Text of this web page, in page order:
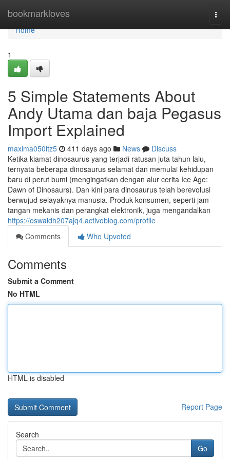
bookmarkloves
Home
Home
1
5 Simple Statements About
Andy Utama dan baja Pegasus
Import Explained
maxima050itz5 411 days ago News
Discuss
Ketika kiamat dinosaurus yang terjadi ratusan juta tahun lalu,
ternyata beberapa dinosaurus selamat dan memulai kehidupan
baru di perut bumi (mengingatkan dengan alur cerita Ice Age:
Dawn of Dinosaurs). Dan kini para dinosaurus telah berevolusi
berwujud selayaknya manusia. Produk konsumen, seperti jam
tangan mekanis dan perangkat elektronik, juga mengandalkan
https://oswaldh207ajq4.activoblog.com/profile
Comments
Who Upvoted
Comments
Submit a Comment
No HTML
HTML is disabled
Report Page
Search
Go